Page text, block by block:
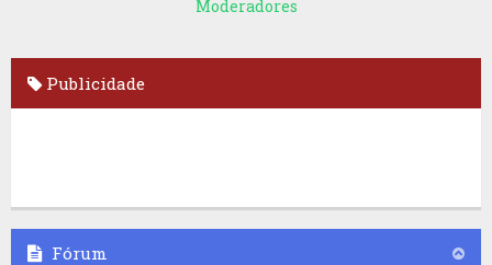
Moderadores
Publicidade
Fórum